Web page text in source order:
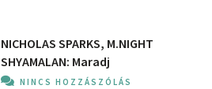
NICHOLAS SPARKS, M.NIGHT
SHYAMALAN: Maradj
NINCS HOZZÁSZÓLÁS